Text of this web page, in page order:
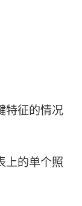
特征的情况
上的单个照